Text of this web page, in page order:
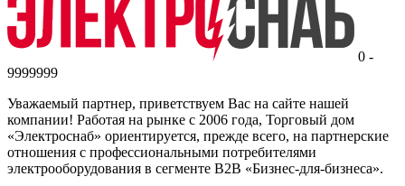
0 -
9999999
Уважаемый партнер, приветствуем Вас на сайте нашей
компании! Работая на рынке с 2006 года, Торговый дом
«Электроснаб» ориентируется, прежде всего, на партнерские
отношения с профессиональными потребителями
электрооборудования в сегменте B2B «Бизнес-для-бизнеса».